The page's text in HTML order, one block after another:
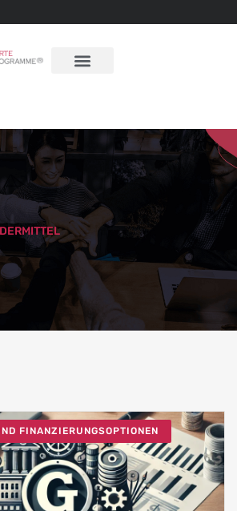
FINANZIERUNGSOPTIONEN